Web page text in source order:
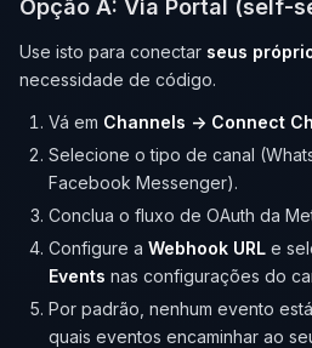
Opção A: Via Portal (self-
Use isto para conectar seus
necessidade de código.
Vá em Channels → Connect
Selecione o tipo de canal
Facebook Messenger).
Conclua o fluxo de OAuth da
Configure a Webhook URL e
Events nas configurações do
Por padrão, nenhum evento
quais eventos encaminhar ao